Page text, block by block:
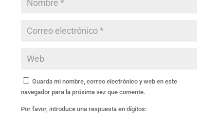
Guarda mi nombre, correo electrónico y web en este
navegador para la próxima vez que comente.
Por favor, introduce una respuesta en dígitos: